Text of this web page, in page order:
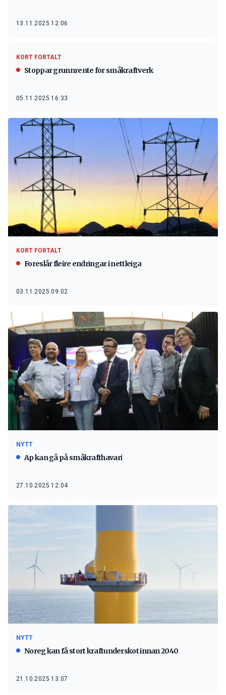
13.11.2025 12:06
KORT FORTALT
Stoppar grunnrente for småkraftverk
05.11.2025 16:33
KORT FORTALT
Foreslår fleire endringar i nettleiga
03.11.2025 09:02
NYTT
Ap kan gå på småkrafthavari
27.10.2025 12:04
NYTT
Noreg kan få stort kraftunderskot innan 2040
21.10.2025 13:07